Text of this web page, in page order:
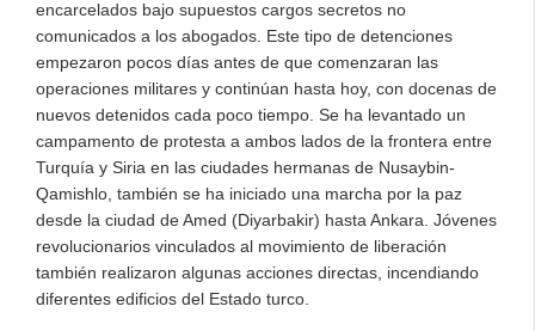
encarcelados bajo supuestos cargos secretos no
comunicados a los abogados. Este tipo de detenciones
empezaron pocos días antes de que comenzaran las
operaciones militares y continúan hasta hoy, con docenas de
nuevos detenidos cada poco tiempo. Se ha levantado un
campamento de protesta a ambos lados de la frontera entre
Turquía y Siria en las ciudades hermanas de Nusaybin-
Qamishlo, también se ha iniciado una marcha por la paz
desde la ciudad de Amed (Diyarbakir) hasta Ankara. Jóvenes
revolucionarios vinculados al movimiento de liberación
también realizaron algunas acciones directas, incendiando
diferentes edificios del Estado turco.